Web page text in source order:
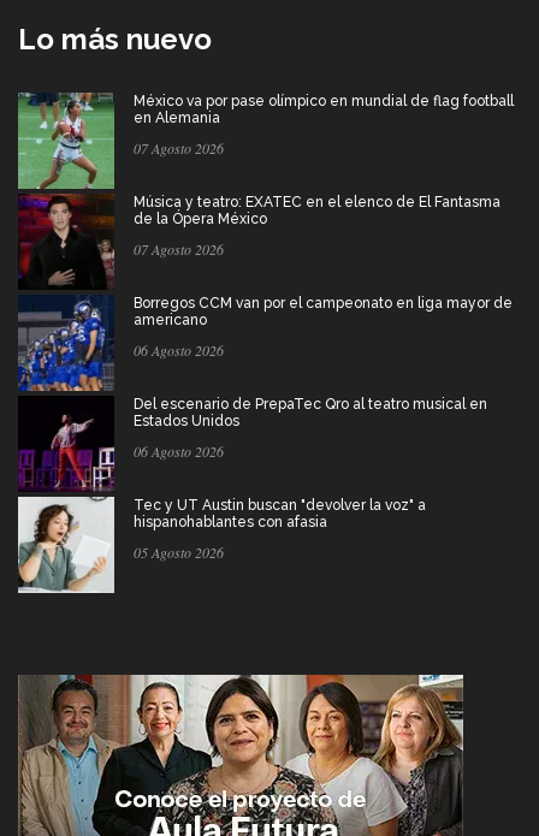
Lo más nuevo
México va por pase olímpico en mundial de flag football
en Alemania
07 Agosto 2026
Música y teatro: EXATEC en el elenco de El Fantasma
de la Ópera México
07 Agosto 2026
Borregos CCM van por el campeonato en liga mayor de
americano
06 Agosto 2026
Del escenario de PrepaTec Qro al teatro musical en
Estados Unidos
06 Agosto 2026
Tec y UT Austin buscan "devolver la voz" a
hispanohablantes con afasia
05 Agosto 2026